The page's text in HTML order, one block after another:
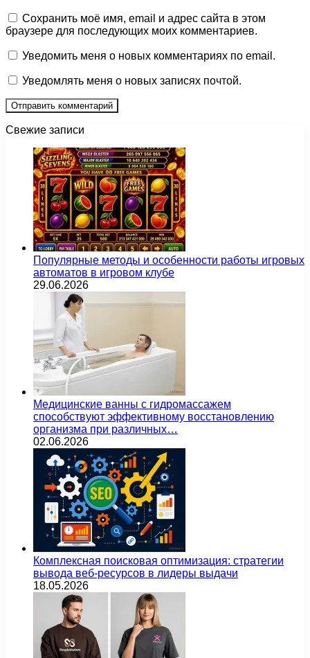
Сохранить моё имя, email и адрес сайта в этом
браузере для последующих моих комментариев.
Уведомить меня о новых комментариях по email.
Уведомлять меня о новых записях почтой.
Свежие записи
Популярные методы и особенности работы игровых
автоматов в игровом клубе
29.06.2026
Медицинские ванны с гидромассажем
способствуют эффективному восстановлению
организма при различных…
02.06.2026
Комплексная поисковая оптимизация: стратегии
вывода веб-ресурсов в лидеры выдачи
18.05.2026